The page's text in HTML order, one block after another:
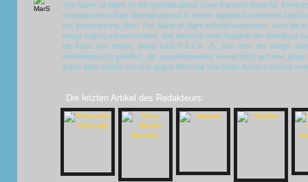
The Spine of Night ist ein spektakuläres Dark-Fantasy-Epos für
nostalgischem Flair. Beeindruckend in seiner eigentlich veralteten
der Inszenierung, lässt The Spine of Nightschnell vergessen, dass die
etwas holprig voranschreitet, und dadurch viele Aspekte der Handlung
die Fans vonHeavy Metal(undF.A.K.K. 2), Der Herr der Ringe,
Animationskost geliefert, die ausnahmsweise einmal nicht auf eine
guten alten Kampf von Gut gegen Böse mit brachialer Ausdruckskraft
Die letzten Artikel des Redakteurs: